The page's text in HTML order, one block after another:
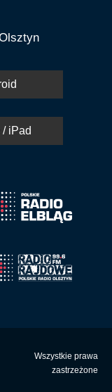
iPad
Wszystkie prawa
zastrzeżone